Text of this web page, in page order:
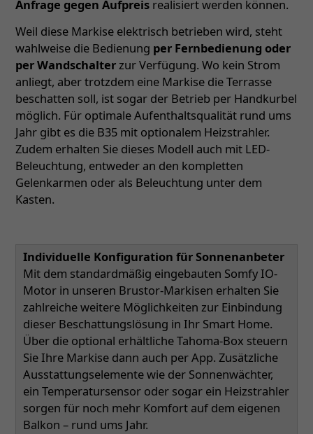
Anfrage gegen Aufpreis realisiert werden können.
Weil diese Markise elektrisch betrieben wird, steht
wahlweise die Bedienung per Fernbedienung oder
per Wandschalterzur Verfügung. Wo kein Strom
anliegt, aber trotzdem eine Markise die Terrasse
beschatten soll, ist sogar der Betrieb per Handkurbel
möglich. Für optimale Aufenthaltsqualität rund ums
Jahr gibt es die B35 mit optionalem Heizstrahler.
Zudem erhalten Sie dieses Modell auch mit LED-
Beleuchtung, entweder an den kompletten
Gelenkarmen oder als Beleuchtung unter dem
Kasten.
Individuelle Konfiguration für Sonnenanbeter
Mit dem standardmäßig eingebauten Somfy IO-
Motor in unseren Brustor-Markisen erhalten Sie
zahlreiche weitere Möglichkeiten zur Einbindung
dieser Beschattungslösung in Ihr Smart Home.
Über die optional erhältliche Tahoma-Box steuern
Sie Ihre Markise dann auch per App. Zusätzliche
Ausstattungselemente wie der Sonnenwächter,
ein Temperatursensor oder sogar ein Heizstrahler
sorgen für noch mehr Komfort auf dem eigenen
Balkon – rund ums Jahr.